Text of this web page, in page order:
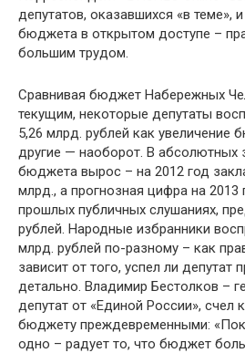
депутатов, оказавшихся «в теме»,
бюджета в открытом доступе –
большим трудом.
Сравнивая бюджет Набережных
текущим, некоторые депутаты
5,26 млрд. рублей как увеличение
другие — наоборот. В абсолютных
бюджета вырос – на 2012 год
млрд., а прогнозная цифра на 2013
прошлых публичных слушаниях,
рублей. Народные избранники
млрд. рублей по-разному – как
зависит от того, успел ли депутат
детально. Владимир Бестолков –
депутат от «Единой России», счел
бюджету преждевременными:
одно – радует то, что бюджет